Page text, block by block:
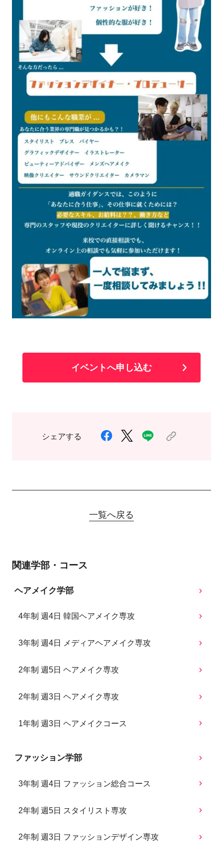
イベントへ申し込む
シェアする
一覧へ戻る
関連学部・コース
ヘアメイク学部
4年制 週4日 韓国ヘアメイク専攻
3年制 週4日 メディアヘアメイク専攻
2年制 週5日 ヘアメイク専攻
2年制 週3日 ヘアメイク専攻
1年制 週3日 ヘアメイクコース
ファッション学部
3年制 週4日 ファッション総合コース
2年制 週5日 スタイリスト専攻
2年制 週3日 ファッションデザイン専攻